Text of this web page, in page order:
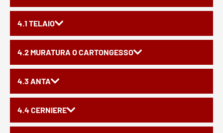
4.1 TELAIO
4.2 MURATURA O CARTONGESSO
4.3 ANTA
4.4 CERNIERE